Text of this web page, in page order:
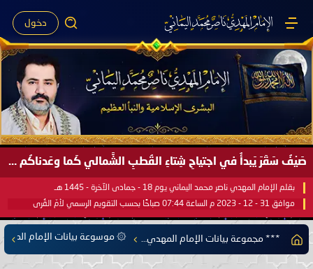
دخول
صَيْفُ سَقَرَ يَبدأُ في اجتياحِ شِتاءِ القُطبِ الشَّمالي كَما وعَدناكُم بالحقِّ لعَامِكم هذا (1445 هـ) ..
بقلم الإمام المهدي ناصر محمد اليماني يوم 18 - جمادى الآخرة - 1445 هـ
موافق 31 - 12 - 2023 م الساعة 07:44 صباحًا بحسب التقويم الرسمي لأمّ القُرى
*** مجموعة بيانات الإمام المهدي ناصر محمد اليماني *** ۞ موسوعة بيانات الإمام